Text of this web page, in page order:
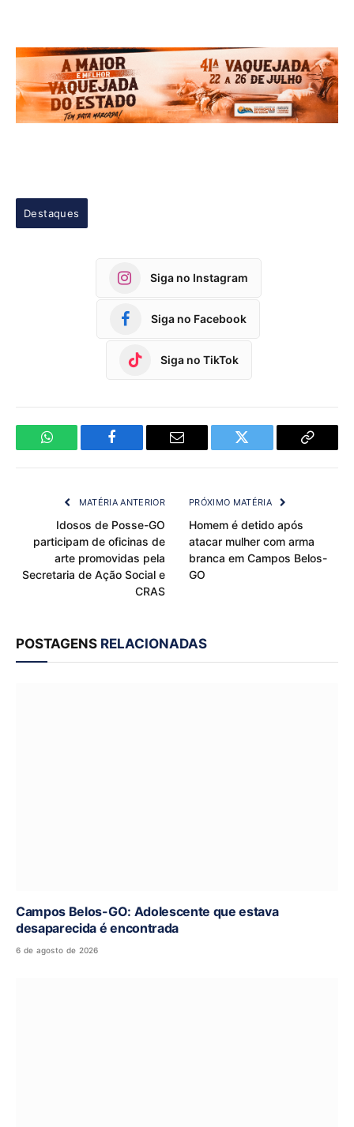
Destaques
Siga no Instagram
Siga no Facebook
Siga no TikTok
WhatsApp Facebook Email Twitter
Copy
MATÉRIA ANTERIOR
Idosos de Posse-GO
participam de oficinas de
arte promovidas pela
Secretaria de Ação Social e
CRAS
PRÓXIMO MATÉRIA
Homem é detido após
atacar mulher com arma
branca em Campos Belos-
GO
POSTAGENS RELACIONADAS
Campos Belos-GO: Adolescente que estava
desaparecida é encontrada
6 de agosto de 2026